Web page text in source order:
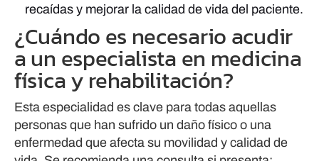
recaídas y mejorar la calidad de vida del paciente.
¿Cuándo es necesario acudir
a un especialista en medicina
física y rehabilitación?
Esta especialidad es clave para todas aquellas
personas que han sufrido un daño físico o una
enfermedad que afecta su movilidad y calidad de